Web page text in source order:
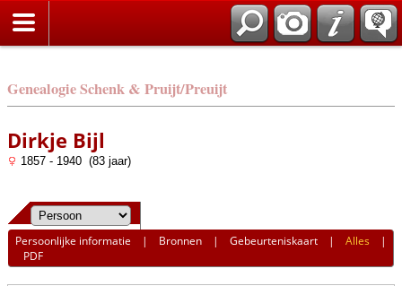
Genealogie Schenk & Pruijt/Preuijt
Dirkje Bijl
1857 - 1940 (83 jaar)
Persoonlijke informatie | Bronnen |Gebeurteniskaart |Alles |
PDF